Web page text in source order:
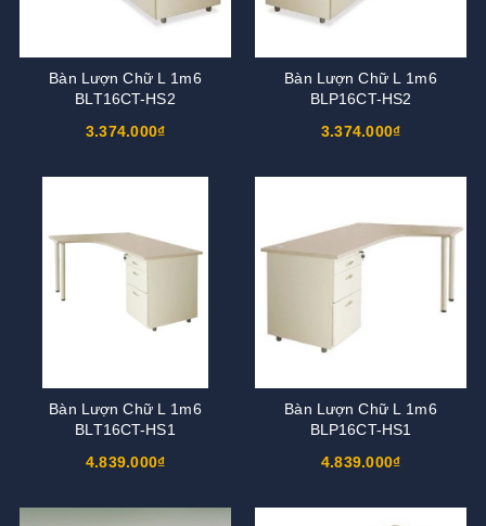
Bàn Lượn Chữ L 1m6
BLT16CT-HS2
3.374.000₫
Bàn Lượn Chữ L 1m6
BLP16CT-HS2
3.374.000₫
Bàn Lượn Chữ L 1m6
BLT16CT-HS1
4.839.000₫
Bàn Lượn Chữ L 1m6
BLP16CT-HS1
4.839.000₫